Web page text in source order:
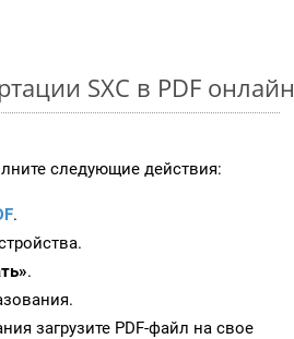
SXC в PDF онлайн
следующие действия:
.
.
загрузите PDF-файл на свое